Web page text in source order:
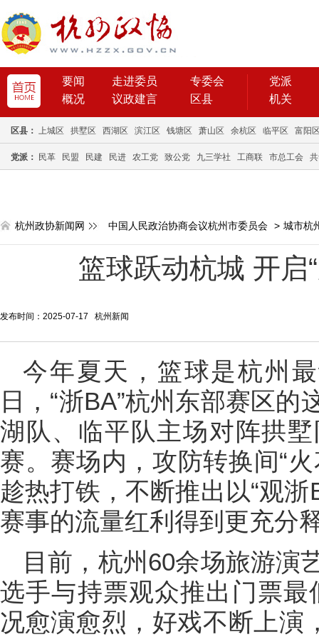
要闻 走进委员
专委会
概况
议政建言 区县
党派
机关
区县： 上城区 拱墅区 西湖区 滨江区 钱塘区 萧山区 余杭区 临平区 富阳
党派： 民革 民盟 民建 民进 农工党 致公党 九三学社 工商联 市总工会
杭州政协新闻网 中国人民政治协商会议杭州市委员会 > 城市杭
篮球跃动杭城 开启
发布时间：2025-07-17 杭州新闻
今年夏天，篮球是杭州
日，“浙BA”杭州东部赛区
湖队、临平队主场对阵拱
赛。赛场内，攻防转换间“
趁热打铁，不断推出以“观
赛事的流量红利得到更充分
目前，杭州60余场旅游演
选手与持票观众推出门票
况愈演愈烈，好戏不断上演